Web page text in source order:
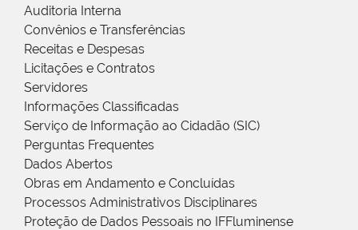
Auditoria Interna
Convênios e Transferências
Receitas e Despesas
Licitações e Contratos
Servidores
Informações Classificadas
Serviço de Informação ao Cidadão (SIC)
Perguntas Frequentes
Dados Abertos
Obras em Andamento e Concluídas
Processos Administrativos Disciplinares
Proteção de Dados Pessoais no IFFluminense